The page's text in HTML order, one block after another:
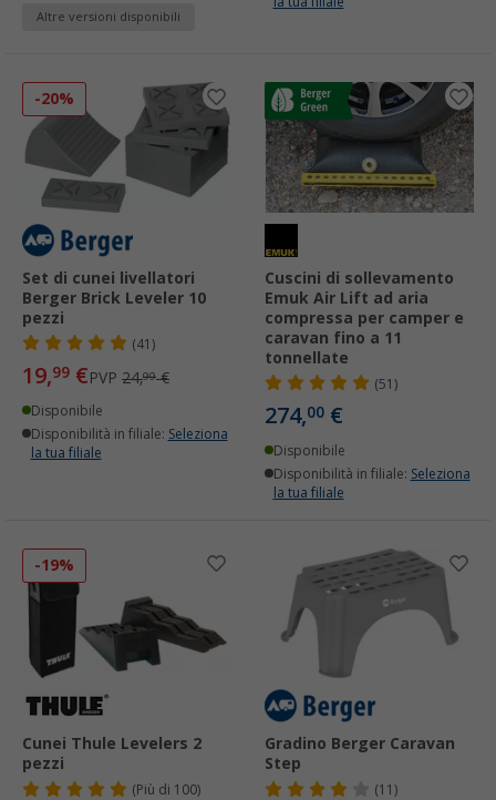
Altre versioni disponibili
-20%
Set di cunei livellatori
Berger Brick Leveler 10
pezzi
(41)
19,99 €PVP 24,99€
Disponibile
Disponibilità in filiale: Seleziona
la tua filiale
Cuscini di sollevamento
Emuk Air Lift ad aria
compressa per camper e
caravan fino a 11
tonnellate
(51)
274,00 €
Disponibile
Disponibilità in filiale: Seleziona
la tua filiale
-19%
Cunei Thule Levelers 2
pezzi
( Più di 100)
Gradino Berger Caravan
Step
(11)